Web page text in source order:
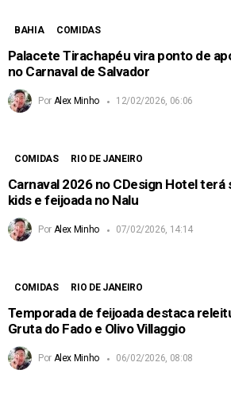
BAHIA COMIDAS
Palacete Tirachapéu vira ponto de
no Carnaval de Salvador
Por Alex Minho 12/02/2026, 06:06
COMIDAS RIO DE JANEIRO
Carnaval 2026 no CDesign Hotel terá
kids e feijoada no Nalu
Por Alex Minho 07/02/2026, 14:14
COMIDAS RIO DE JANEIRO
Temporada de feijoada destaca
Gruta do Fado e Olivo Villaggio
Por Alex Minho 06/02/2026, 08:08